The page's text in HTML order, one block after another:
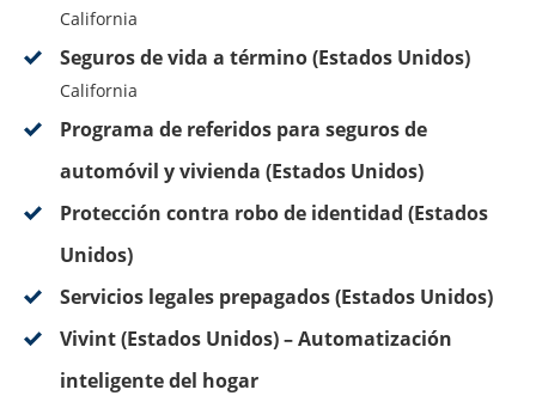
California
Seguros de vida a término (Estados Unidos)
California
Programa de referidos para seguros de
automóvil y vivienda (Estados Unidos)
Protección contra robo de identidad (Estados
Unidos)
Servicios legales prepagados (Estados Unidos)
Vivint (Estados Unidos) – Automatización
inteligente del hogar